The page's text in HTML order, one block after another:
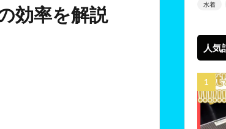
効率を解説
水着
人気